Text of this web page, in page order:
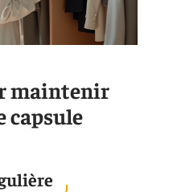
maintenir
capsule